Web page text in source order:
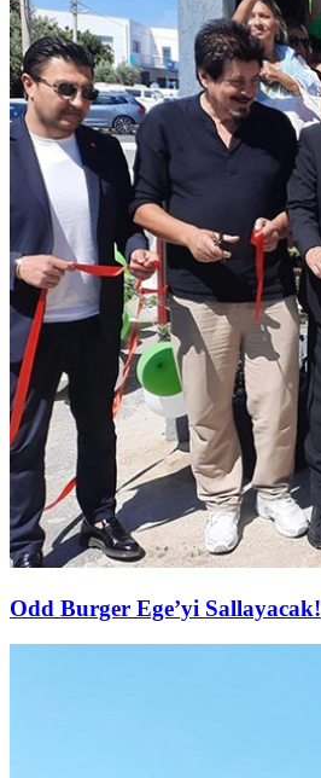
Odd Burger Ege’yi Sallayacak!